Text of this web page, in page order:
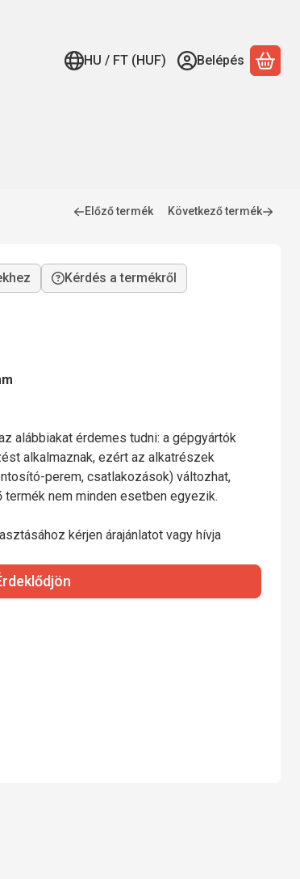
HU / FT (HUF) Belépés A
Előző termék Következő termék
Kérdés a termékről
alábbiakat érdemes tudni: a gépgyártók
alkalmaznak, ezért az alkatrészek
perem, csatlakozások) változhat,
nem minden esetben egyezik.
kérjen árajánlatot vagy hívja